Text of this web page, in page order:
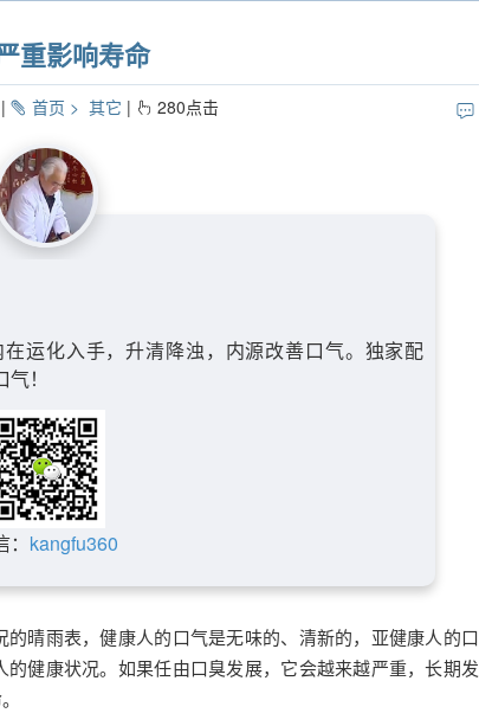
重影响寿命
首页 其它 280点击
运化入手，升清降浊，内源改善口气。独家配
！
kangfu360
晴雨表，健康人的口气是无味的、清新的，亚健康人的口
健康状况。如果任由口臭发展，它会越来越严重，长期发